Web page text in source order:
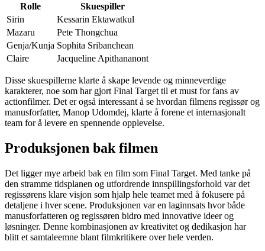
Rolle
Skuespiller
Sirin
Kessarin Ektawatkul
Mazaru
Pete Thongchua
Genja/Kunja Sophita Sribanchean
Claire
Jacqueline Apithananont
Disse skuespillerne klarte å skape levende og minneverdige
karakterer, noe som har gjort Final Target til et must for fans av
actionfilmer. Det er også interessant å se hvordan filmens regissør og
manusforfatter, Manop Udomdej, klarte å forene et internasjonalt
team for å levere en spennende opplevelse.
Produksjonen bak filmen
Det ligger mye arbeid bak en film som Final Target. Med tanke på
den stramme tidsplanen og utfordrende innspillingsforhold var det
regissørens klare visjon som hjalp hele teamet med å fokusere på
detaljene i hver scene. Produksjonen var en laginnsats hvor både
manusforfatteren og regissøren bidro med innovative ideer og
løsninger. Denne kombinasjonen av kreativitet og dedikasjon har
blitt et samtaleemne blant filmkritikere over hele verden.